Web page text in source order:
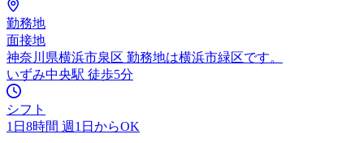
勤務地
面接地
神奈川県横浜市泉区 勤務地は横浜市緑区です。
いずみ中央駅 徒歩5分
シフト
1日8時間 週1日からOK